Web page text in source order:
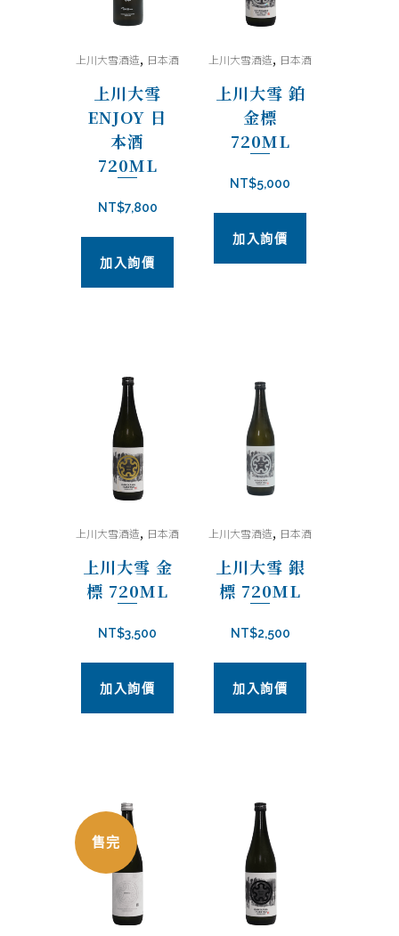
序
上川大雪酒造, 日本酒
上川大雪
ENJOY 日
本酒
720ML
NT$7,800
加入詢價
上川大雪酒造, 日本酒
上川大雪 鉑
金標
720ML
NT$5,000
加入詢價
上川大雪酒造, 日本酒
上川大雪 金
標 720ML
NT$3,500
加入詢價
上川大雪酒造, 日本酒
上川大雪 銀
標 720ML
NT$2,500
加入詢價
售完